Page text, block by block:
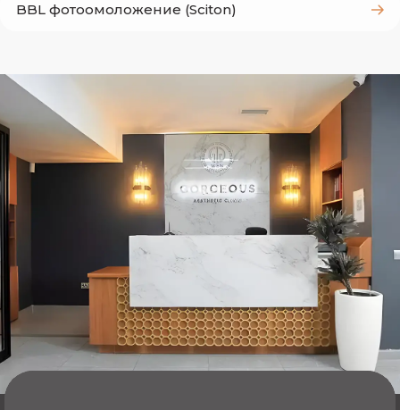
Всё начинается с консультации: врач
оценивает состояние и тип кожи, обсуждает
ожидания и составляет индивидуальный план
процедуры. Перед сеансом кожу очищают и
подготавливают, на глаза надевают защитные
очки, затем специалист обрабатывает
выбранные зоны вспышками
широкополосного света, подбирая параметры
под конкретную задачу и особенности
пациента. Во время сеанса ощущается лёгкое
тепло, процедура переносится комфортно.
После процедуры пациент остаётся под
наблюдением врача, который даёт
BBL фотоомоложение (Sciton)